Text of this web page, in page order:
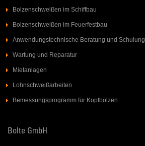
Bolzenschweißen im Schiffbau
Bolzenschweißen im Feuerfestbau
Anwendungstechnische Beratung und Schulung
Wartung und Reparatur
Mietanlagen
Lohnschweißarbeiten
Bemessungsprogramm für Kopfbolzen
Bolte GmbH